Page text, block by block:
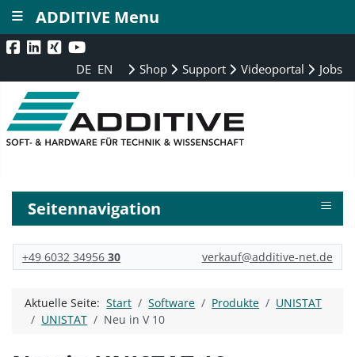
DE EN Shop Support Videoportal Jobs
Seitennavigation ≡
+49 6032 3495630 verkauf@additive-net.de
Aktuelle Seite:Start Software Produkte
UNISTAT
UNISTAT
Neu in V 10
ADDITIVE Menu
≡